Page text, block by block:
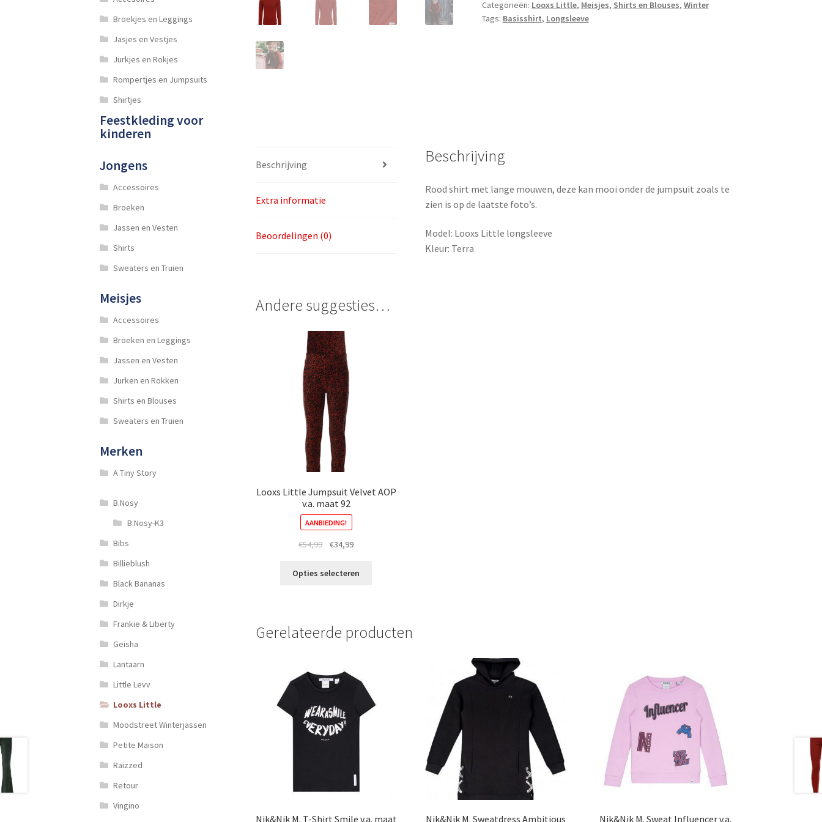
maat
92
Categorieën: Looxs Little, Meisjes, Shirts en Blouses, Winter
Tags: Basisshirt, Longsleeve
Beschrijving
Extra informatie
Beoordelingen (0)
Beschrijving
Rood shirt met lange mouwen, deze kan mooi onder de jumpsuit zoals te
zien is op de laatste foto’s.
Model: Looxs Little longsleeve
Kleur: Terra
Andere suggesties…
Looxs Little Jumpsuit Velvet AOP
v.a. maat 92
AANBIEDING!
€54,99
Oorspronkelijke
was:
€34,99Huidige
is:
Opties selecteren
Deze
op
Gerelateerde producten
Nik&Nik M. T-Shirt Smile v.a. maat
Nik&Nik M. Sweatdress Ambitious
Nik&Nik M. Sweat Influencer v.a.
Broekjes en Leggings
Jasjes en Vestjes
Jurkjes en Rokjes
Rompertjes en Jumpsuits
Shirtjes
Feestkleding voor
kinderen
Jongens
Accessoires
Broeken
Jassen en Vesten
Shirts
Sweaters en Truien
Meisjes
Accessoires
Broeken en Leggings
Jassen en Vesten
Jurken en Rokken
Shirts en Blouses
Sweaters en Truien
Merken
A Tiny Story
B.Nosy
B.Nosy-K3
Bibs
Billieblush
Black Bananas
Dirkje
Frankie & Liberty
Geisha
Lantaarn
Little Levv
Looxs Little
Moodstreet Winterjassen
Petite Maison
Raizzed
Retour
Vingino